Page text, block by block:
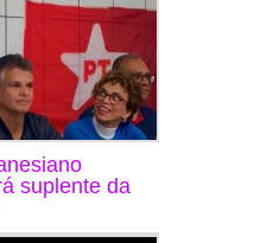
suplente da